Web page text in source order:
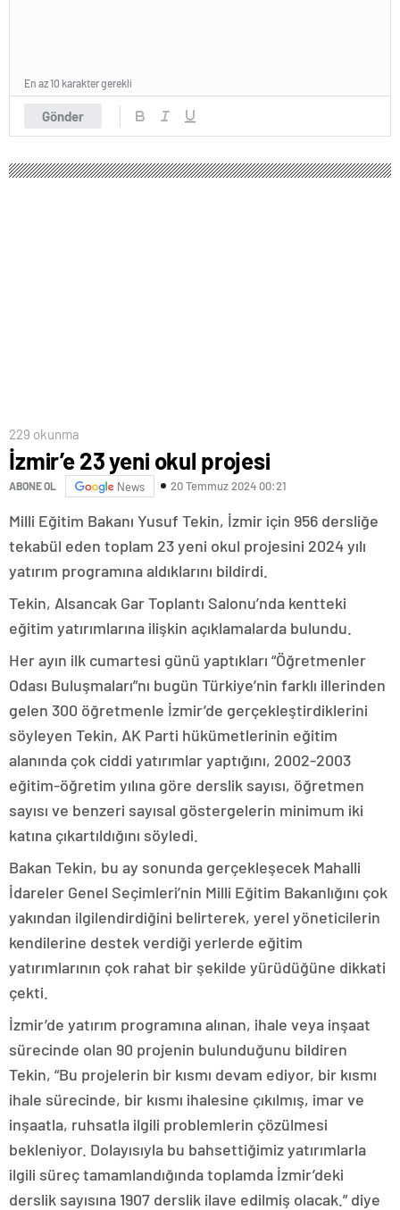
Gönder
En az 10 karakter gerekli
229 okunma
İzmir’e 23 yeni okul projesi
ABONE OL News 20 Temmuz 2024 00:21
Milli Eğitim Bakanı Yusuf Tekin, İzmir için 956 dersliğe
tekabül eden toplam 23 yeni okul projesini 2024 yılı
yatırım programına aldıklarını bildirdi.
Tekin, Alsancak Gar Toplantı Salonu’nda kentteki
eğitim yatırımlarına ilişkin açıklamalarda bulundu.
Her ayın ilk cumartesi günü yaptıkları “Öğretmenler
Odası Buluşmaları”nı bugün Türkiye’nin farklı illerinden
gelen 300 öğretmenle İzmir’de gerçekleştirdiklerini
söyleyen Tekin, AK Parti hükümetlerinin eğitim
alanında çok ciddi yatırımlar yaptığını, 2002-2003
eğitim-öğretim yılına göre derslik sayısı, öğretmen
sayısı ve benzeri sayısal göstergelerin minimum iki
katına çıkartıldığını söyledi.
Bakan Tekin, bu ay sonunda gerçekleşecek Mahalli
İdareler Genel Seçimleri’nin Milli Eğitim Bakanlığını çok
yakından ilgilendirdiğini belirterek, yerel yöneticilerin
kendilerine destek verdiği yerlerde eğitim
yatırımlarının çok rahat bir şekilde yürüdüğüne dikkati
çekti.
İzmir’de yatırım programına alınan, ihale veya inşaat
sürecinde olan 90 projenin bulunduğunu bildiren
Tekin, “Bu projelerin bir kısmı devam ediyor, bir kısmı
ihale sürecinde, bir kısmı ihalesine çıkılmış, imar ve
inşaatla, ruhsatla ilgili problemlerin çözülmesi
bekleniyor. Dolayısıyla bu bahsettiğimiz yatırımlarla
ilgili süreç tamamlandığında toplamda İzmir’deki
derslik sayısına 1907 derslik ilave edilmiş olacak.” diye